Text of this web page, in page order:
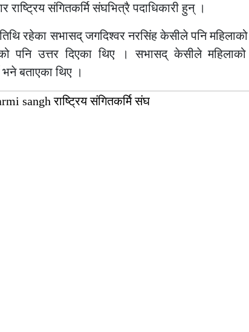
संगितकर्मि संघभित्रै पदाधिकारी हुन् ।
रहेका सभासद् जगदिश्वर नरसिंह केसीले पनि
पनि उत्तर दिएका थिए । सभासद् केसीले
भने बताएका थिए ।